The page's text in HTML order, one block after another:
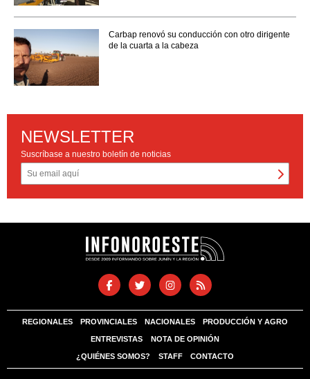
Carbap renovó su conducción con otro dirigente
de la cuarta a la cabeza
NEWSLETTER
Suscríbase a nuestro boletín de noticias
REGIONALES PROVINCIALES NACIONALES PRODUCCIÓN Y AGRO
ENTREVISTAS NOTA DE OPINIÓN
¿QUIÉNES SOMOS? STAFF CONTACTO